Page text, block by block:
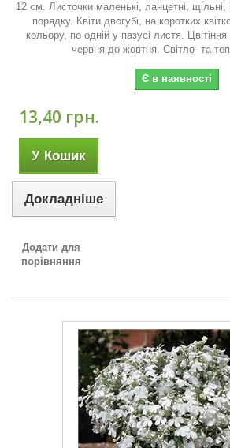
12 см. Листочки маленькі, ланцетні,
порядку. Квіти двогубі, на коротких
кольору, по одній у пазусі листя.
червня до жовтня. Світло- та
Є в наявності
13,40 грн.
У Кошик
Докладніше
Додати для
порівняння